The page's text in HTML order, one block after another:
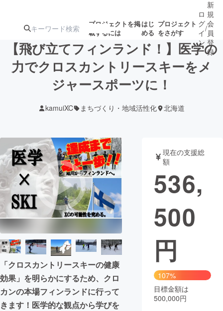
プロジェクトを掲
載するには
はじ
める
プロジェクト
をさがす
注目のリ 注目の新着プロ募集終了が近いプ
テクノロジー・ガジェット
映像・映画 書籍・雑誌
ビジネス・起業 チャレンジ
まちづくり・地域活性化
CAMPFIRE for Social Good
CAMPFIRE Creation
CAMPFIREふるさと納税machi-ya コミュニティ
ロ
グ
イ
ン
/
新
規
会
員
登
録
【飛び立てフィンランド！】医学の
力でクロスカントリースキーをメ
ジャースポーツに！
kamuiXC まちづくり・地域活性化 北海道
「クロスカントリースキーの健康
効果」を明らかにするため、クロ
カンの本場フィンランドに行って
きます！医学的な観点から学びを
現在の支援総
額
536,
500
円
107%
目標金額は
500,000円